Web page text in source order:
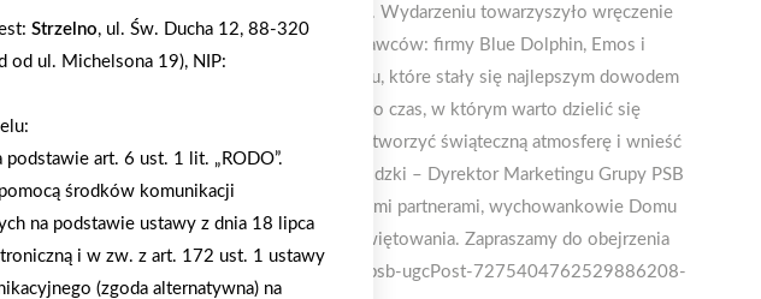
wyjątkową atmosferę świątecznego ciepła. Wydarzeniu towarzyszyło wręczenie
przez Grupę PSB Handel S.A. oraz jej dostawców: firmy Blue Dolphin, Emos i
na twarzach dzieci wiele radości i uśmiechu, które stały się najlepszym dowodem
„W Grupie PSB wierzymy, że Święta to czas, w którym warto dzielić się
się, że mogliśmy wspólnie z dziećmi stworzyć świąteczną atmosferę i wnieść
wyjątkowego okresu” – mówi Remigiusz Łagodzki – Dyrektor Marketingu Grupy PSB
i współpracy Centrali PSB z lokalnymi partnerami, wychowankowie Domu
poczuć ducha Świąt i radość wspólnego świętowania. Zapraszamy do obejrzenia
posts/grupa-psb-handel-s-a_grupapsb-ugcPost-7275404762529886208-
Strzelno, ul. Św. Ducha 12, 88-320
od ul. Michelsona 19), NIP:
art. 6 ust. 1 lit. „RODO”.
środków komunikacji
na podstawie ustawy z dnia 18 lipca
i w zw. z art. 172 ust. 1 ustawy
(zgoda alternatywna) na